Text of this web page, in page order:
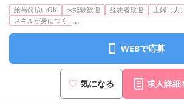
給与前払いOK 未経験歓迎 経験者歓迎
主婦（夫
スキルが身につく
...
WEBで応募
気になる 求人詳細